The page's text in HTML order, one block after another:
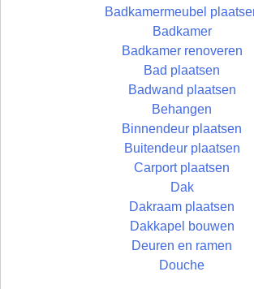
Badkamermeubel
Badkamer
Badkamer renoveren
Bad plaatsen
Badwand plaatsen
Behangen
Binnendeur plaatsen
Buitendeur plaatsen
Carport plaatsen
Dak
Dakraam plaatsen
Dakkapel bouwen
Deuren en ramen
Douche